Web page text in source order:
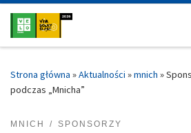
Przejdź do treści
Strona główna »Aktualności »mnich »
podczas „Mnicha”
MNICH SPONSORZY